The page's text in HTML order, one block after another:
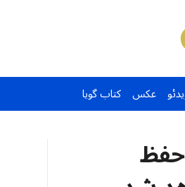
عکس کتاب گویا
حفظ